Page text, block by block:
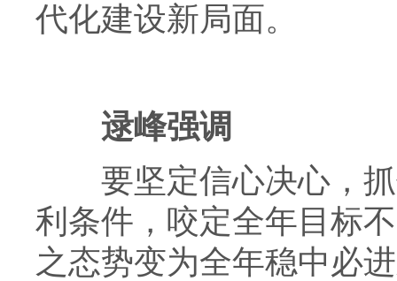
代化建设新局面。
逯峰强调
要坚定信心决心，抓
利条件，咬定全年目标
之态势变为全年稳中必